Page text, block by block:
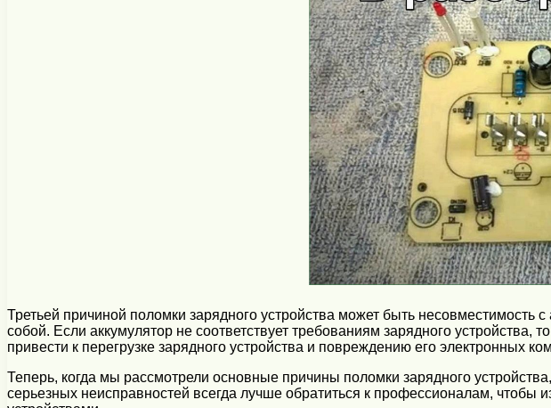
Третьей причиной поломки зарядного устройства может быть
собой. Если аккумулятор не соответствует требованиям зарядного
привести к перегрузке зарядного устройства и повреждению его электронных
Теперь, когда мы рассмотрели основные причины поломки зарядного
серьезных неисправностей всегда лучше обратиться к профессионалам, чтобы